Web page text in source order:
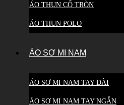
ÁO THUN CỔ TRÒN
ÁO THUN POLO
ÁO SƠ MI NAM
ÁO SƠ MI NAM TAY DÀI
ÁO SƠ MI NAM TAY NGẮN